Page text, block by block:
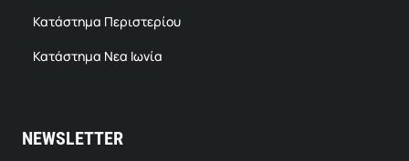
Κατάστημα Περιστερίου
Κατάστημα Νεα Ιωνία
NEWSLETTER